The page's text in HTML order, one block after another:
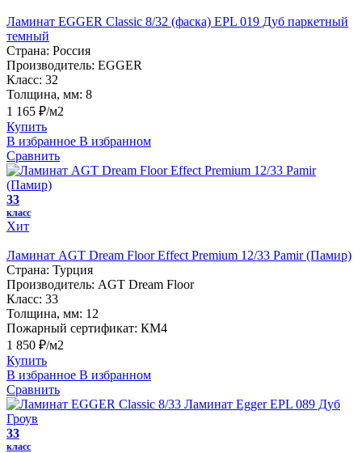
Ламинат EGGER Classic 8/32 (фаска) EPL 019 Дуб паркетный
темный
Страна: Россия
Производитель: EGGER
Класс: 32
Толщина, мм: 8
1 165 ₽/м2
Купить
В избранное В избранном
Сравнить
33
класс
Хит
Ламинат AGT Dream Floor Effect Premium 12/33 Pamir (Памир)
Страна: Турция
Производитель: AGT Dream Floor
Класс: 33
Толщина, мм: 12
Пожарный сертификат: КМ4
1 850 ₽/м2
Купить
В избранное В избранном
Сравнить
33
класс